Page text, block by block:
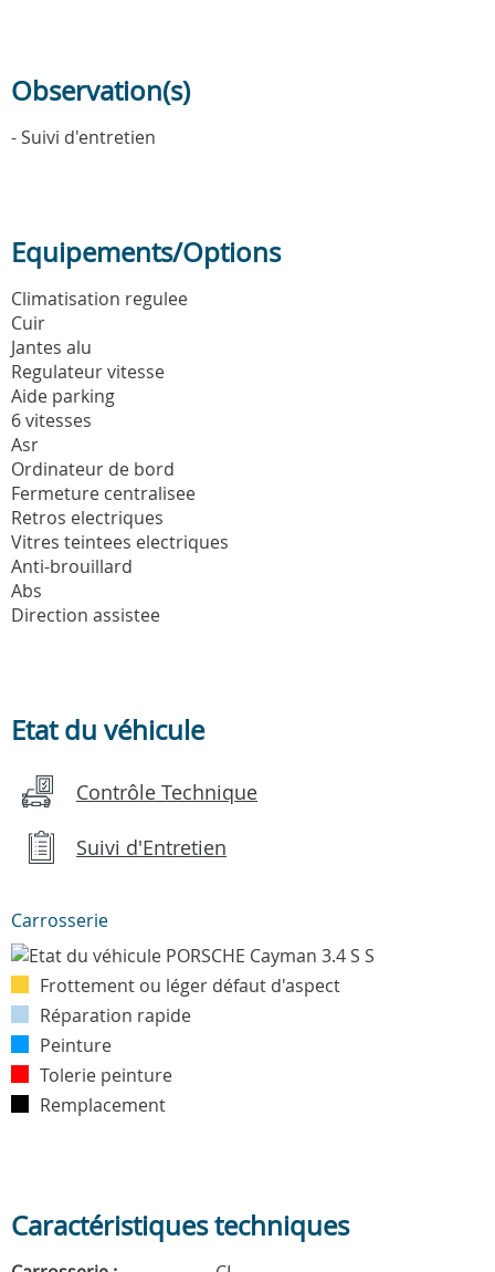
Observation(s)
- Suivi d'entretien
Equipements/Options
Climatisation regulee
Cuir
Jantes alu
Regulateur vitesse
Aide parking
6 vitesses
Asr
Ordinateur de bord
Fermeture centralisee
Retros electriques
Vitres teintees electriques
Anti-brouillard
Abs
Direction assistee
Etat du véhicule
Contrôle Technique
Suivi d'Entretien
Carrosserie
Frottement ou léger défaut d'aspect
Réparation rapide
Peinture
Tolerie peinture
Remplacement
Caractéristiques techniques